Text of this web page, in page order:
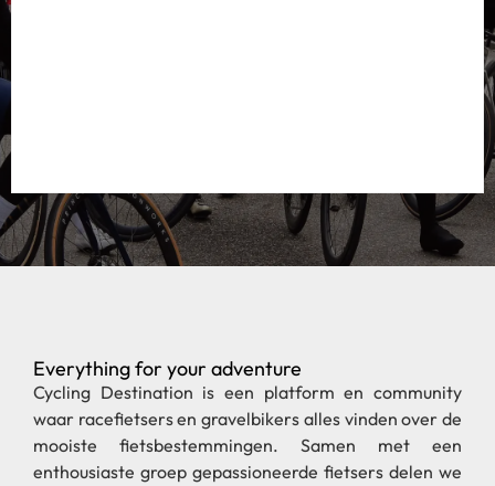
Everything for your adventure
Cycling Destination is een platform en community
waar racefietsers en gravelbikers alles vinden over de
mooiste fietsbestemmingen. Samen met een
enthousiaste groep gepassioneerde fietsers delen we